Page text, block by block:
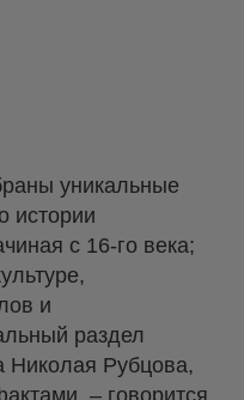
уникальные
истории
с 16-го века;
и
раздел
Николая Рубцова,